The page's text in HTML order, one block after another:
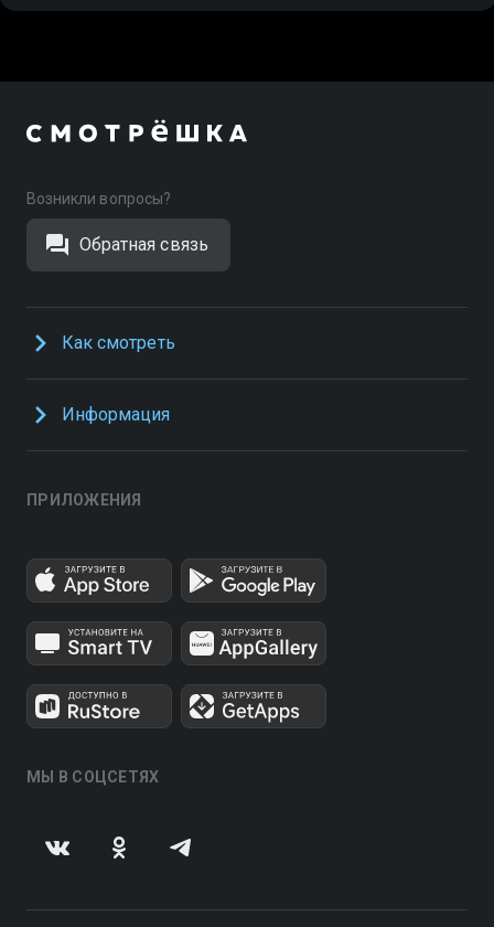
Возникли вопросы?
Обратная связь
Как смотреть
Информация
ПРИЛОЖЕНИЯ
МЫ В СОЦСЕТЯХ